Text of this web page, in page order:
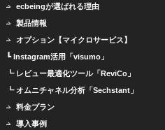
ecbeingが選ばれる理由
製品情報
オプション【マイクロサービス】
┗ Instagram活用「visumo」
┗ レビュー最適化ツール「ReviCo」
┗ オムニチャネル分析「Sechstant」
料金プラン
導入事例